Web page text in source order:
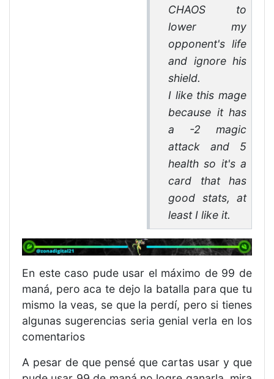
CHAOS to
lower my
opponent's life
and ignore his
shield.
I like this mage
because it has
a -2 magic
attack and 5
health so it's a
card that has
good stats, at
least I like it.
En este caso pude usar el máximo de 99 de
maná, pero aca te dejo la batalla para que tu
mismo la veas, se que la perdí, pero si tienes
algunas sugerencias seria genial verla en los
comentarios
A pesar de que pensé que cartas usar y que